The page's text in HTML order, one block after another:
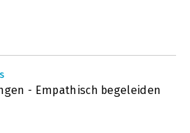
- Empathisch begeleiden